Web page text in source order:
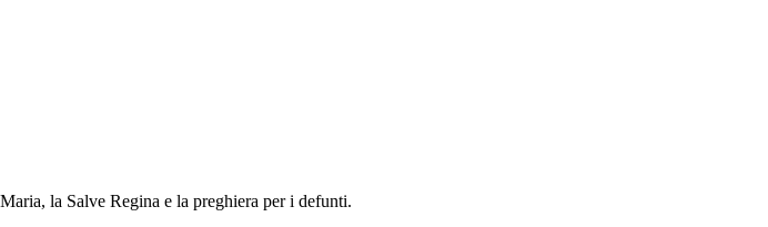
la Salve Regina e la preghiera per i defunti.